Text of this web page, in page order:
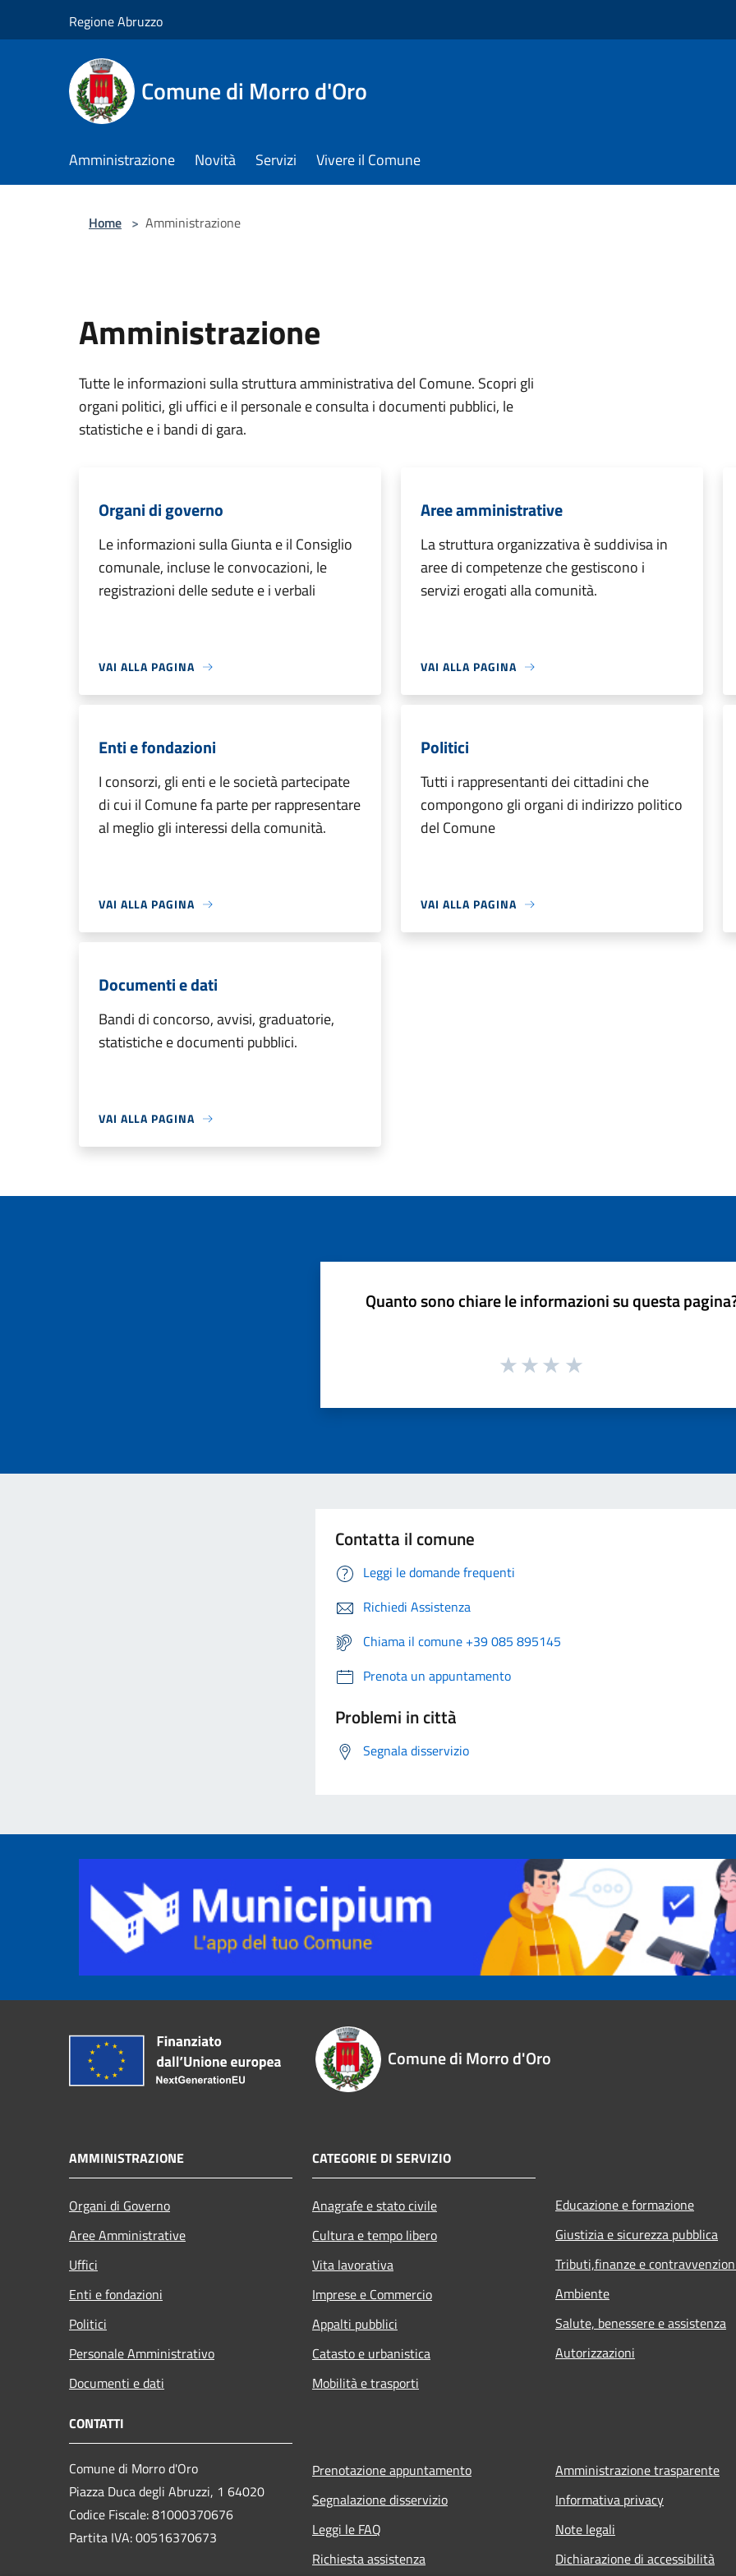
Regione Abruzzo
Comune di Morro d'Oro
Amministrazione Novità Servizi Vivere il Comune
Home > Amministrazione
Amministrazione
Tutte le informazioni sulla struttura amministrativa del Comune. Scopri gli
organi politici, gli uffici e il personale e consulta i documenti pubblici, le
statistiche e i bandi di gara.
Organi di governo
Le informazioni sulla Giunta e il Consiglio
comunale, incluse le convocazioni, le
registrazioni delle sedute e i verbali
VAI ALLA PAGINA
Aree amministrative
La struttura organizzativa è suddivisa in
aree di competenze che gestiscono i
servizi erogati alla comunità.
VAI ALLA PAGINA
Enti e fondazioni
I consorzi, gli enti e le società partecipate
di cui il Comune fa parte per rappresentare
al meglio gli interessi della comunità.
VAI ALLA PAGINA
Politici
Tutti i rappresentanti dei cittadini che
compongono gli organi di indirizzo politico
del Comune
VAI ALLA PAGINA
Documenti e dati
Bandi di concorso, avvisi, graduatorie,
statistiche e documenti pubblici.
VAI ALLA PAGINA
Quanto sono chiare le informazioni su questa
Contatta il comune
Leggi le domande frequenti
Richiedi Assistenza
Chiama il comune +39 085 895145
Prenota un appuntamento
Problemi in città
Segnala disservizio
Comune di Morro d'Oro
AMMINISTRAZIONE
Organi di Governo
Aree Amministrative
Uffici
Enti e fondazioni
Politici
Personale Amministrativo
Documenti e dati
CATEGORIE DI SERVIZIO
Anagrafe e stato civile
Cultura e tempo libero
Vita lavorativa
Imprese e Commercio
Appalti pubblici
Catasto e urbanistica
Mobilità e trasporti
Educazione e formazione
Giustizia e sicurezza pubblica
Tributi,finanze e
Ambiente
Salute, benessere e assistenza
Autorizzazioni
CONTATTI
Comune di Morro d'Oro
Piazza Duca degli Abruzzi, 1 64020
Codice Fiscale: 81000370676
Partita IVA: 00516370673
Prenotazione appuntamento
Segnalazione disservizio
Leggi le FAQ
Richiesta assistenza
Amministrazione trasparente
Informativa privacy
Note legali
Dichiarazione di accessibilità